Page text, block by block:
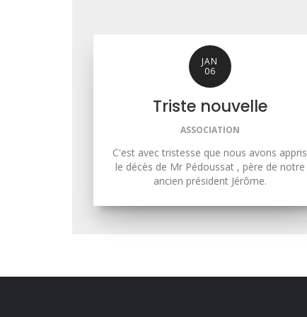
JAN
06
Triste nouvelle
ASSOCIATION
C'est avec tristesse que nous avons appris
le décès de Mr Pédoussat , père de notre
ancien président Jérôme.